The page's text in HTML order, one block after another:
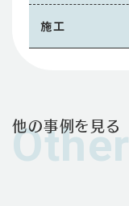
施工
他の事例を見る